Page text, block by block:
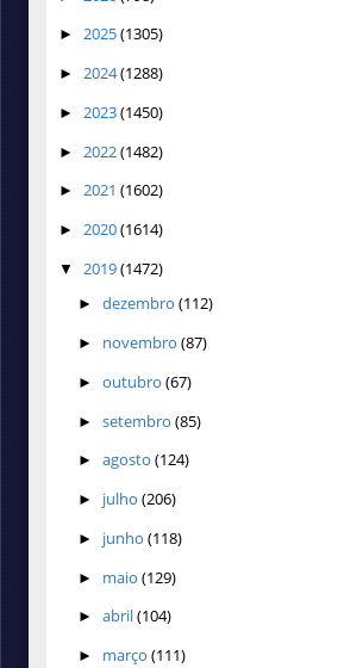
► 2025(1305)
► 2024(1288)
► 2023(1450)
► 2022(1482)
► 2021 (1602)
► 2020(1614)
▼ 2019(1472)
► dezembro (112)
► novembro (87)
► outubro (67)
► setembro (85)
► agosto (124)
► julho (206)
► junho (118)
► maio (129)
► abril(104)
► março (111)